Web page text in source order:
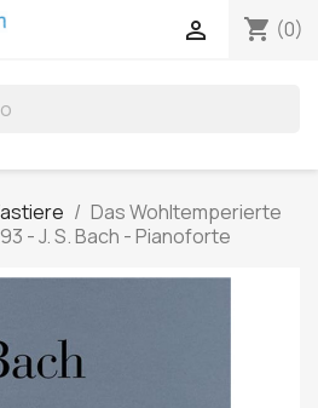
shopping_cart (0)

Das Wohltemperierte
- J. S. Bach - Pianoforte